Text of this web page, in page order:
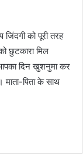
को पूरी तरह
छुटकारा मिल
दिन खुशनुमा कर
पिता के साथ